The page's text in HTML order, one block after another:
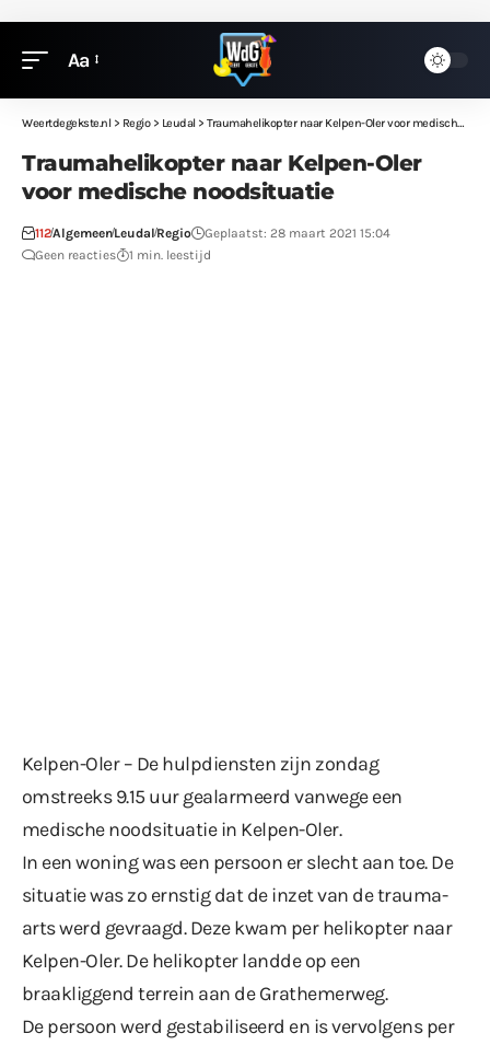
Aa
Weertdegekste.nl> Regio> Leudal> Traumahelikopter naar Kelpen-Oler voor medische noodsituatie
Traumahelikopter naar Kelpen-Oler
voor medische noodsituatie
112AlgemeenLeudalRegio
Geplaatst: 28 maart 2021 15:04
Geen reacties
1 min. leestijd
Kelpen-Oler – De hulpdiensten zijn zondag
omstreeks 9.15 uur gealarmeerd vanwege een
medische noodsituatie in Kelpen-Oler.
In een woning was een persoon er slecht aan toe. De
situatie was zo ernstig dat de inzet van de trauma-
arts werd gevraagd. Deze kwam per helikopter naar
Kelpen-Oler. De helikopter landde op een
braakliggend terrein aan de Grathemerweg.
De persoon werd gestabiliseerd en is vervolgens per